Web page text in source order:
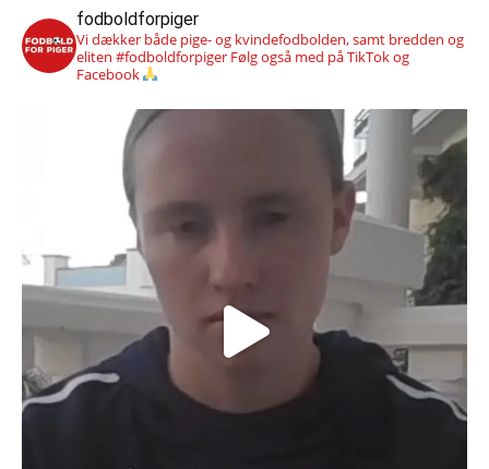
fodboldforpiger
Vi dækker både pige- og kvindefodbolden, samt bredden og
eliten #fodboldforpiger Følg også med på TikTok og
Facebook